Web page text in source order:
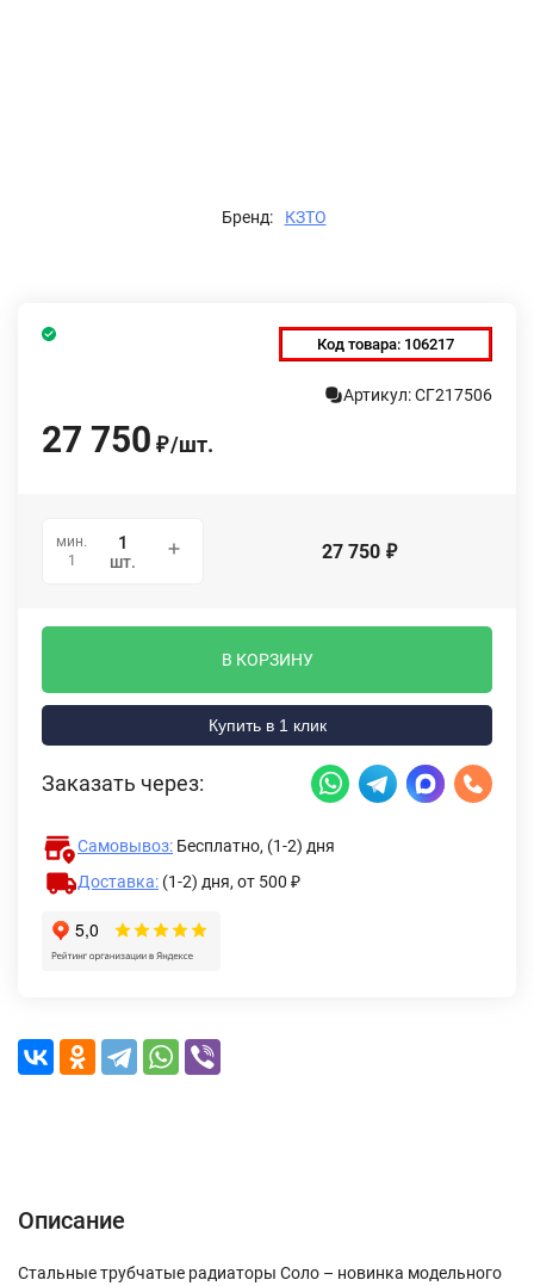
Бренд: КЗТО
Код товара: 106217
Артикул: СГ217506
27 750 ₽/шт.
мин.
1
шт. 27 750 ₽
В КОРЗИНУ
Купить в 1 клик
Заказать через:
Самовывоз: Бесплатно, (1-2) дня
Доставка: (1-2) дня, от 500 ₽
Описание
Стальные трубчатые радиаторы Соло – новинка модельного